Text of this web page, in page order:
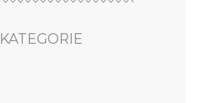
KATEGORIE